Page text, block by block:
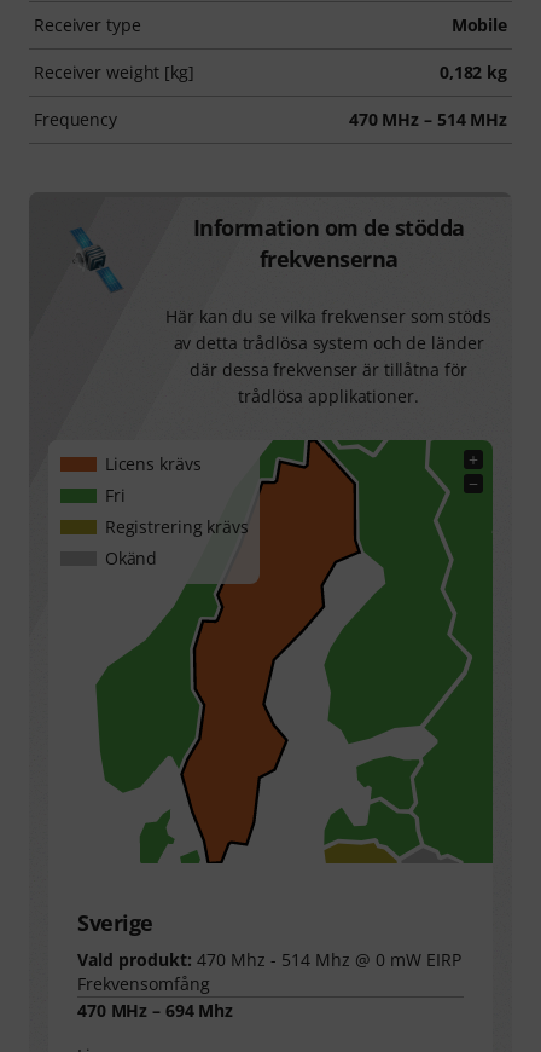
Receiver type Mobile
Receiver weight [kg] 0,182 kg
Frequency 470 MHz – 514 MHz
Information om de stödda
frekvenserna
Här kan du se vilka frekvenser som stöds
av detta trådlösa system och de länder
där dessa frekvenser är tillåtna för
trådlösa applikationer.
+
−
Licens krävs
Fri
Registrering krävs
Okänd
Sverige
Vald produkt: 470 Mhz - 514 Mhz @ 0 mW EIRP
Frekvensomfång
470 MHz – 694 Mhz